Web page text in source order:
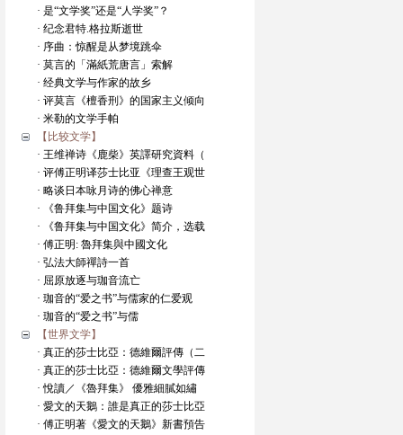
· 是“文学奖”还是“人学奖”？
· 纪念君特.格拉斯逝世
· 序曲：惊醒是从梦境跳伞
· 莫言的「滿紙荒唐言」索解
· 经典文学与作家的故乡
· 评莫言《檀香刑》的国家主义倾向
· 米勒的文学手帕
【比较文学】
· 王维禅诗《鹿柴》英譯研究資料（
· 评傅正明译莎士比亚《理查王观世
· 略谈日本咏月诗的佛心禅意
· 《鲁拜集与中国文化》题诗
· 《鲁拜集与中国文化》简介，选载
· 傅正明: 魯拜集與中國文化
· 弘法大師禪詩一首
· 屈原放逐与珈音流亡
· 珈音的“爱之书”与儒家的仁爱观
· 珈音的“爱之书”与儒
【世界文学】
· 真正的莎士比亞：德維爾評傳（二
· 真正的莎士比亞：德維爾文學評傳
· 悅讀／《魯拜集》 優雅細膩如繡
· 愛文的天鵝：誰是真正的莎士比亞
· 傅正明著《愛文的天鵝》新書預告